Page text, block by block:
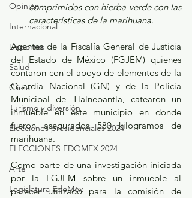
Opinión
Internacional
Deportes
Salud
Clima
Turismo y diversión
Elecciones presidenciales 2024
ELECCIONES EDOMEX 2024
Arte
Legislatura EdoMéx
comprimidos con hierba verde con las
características de la marihuana.
Agentes de la Fiscalía General de Justicia
del Estado de México (FGJEM) quienes
contaron con el apoyo de elementos de la
Guardia Nacional (GN) y de la Policía
Municipal de Tlalnepantla, catearon un
inmueble en este municipio en donde
fueron asegurados 580 kilogramos de
marihuana.
Como parte de una investigación iniciada
por la FGJEM sobre un inmueble al
parecer utilizado para la comisión de